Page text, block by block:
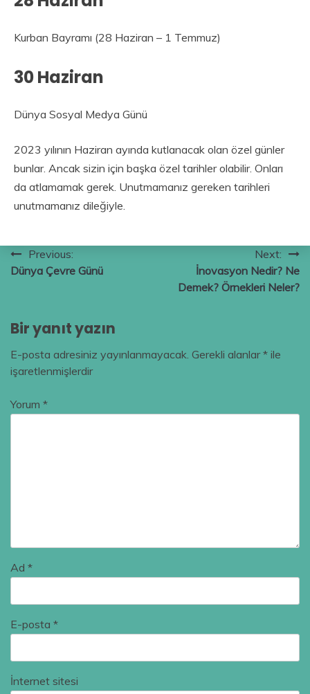
Kurban Bayramı (28 Haziran – 1 Temmuz)
30 Haziran
Dünya Sosyal Medya Günü
2023 yılının Haziran ayında kutlanacak olan özel günler
bunlar. Ancak sizin için başka özel tarihler olabilir. Onları
da atlamamak gerek. Unutmamanız gereken tarihleri
unutmamanız dileğiyle.
Yazı
gezinmesi
Previous:
Dünya Çevre Günü
Next:
İnovasyon Nedir? Ne
Demek? Örnekleri Neler?
Bir yanıt yazın
E-posta adresiniz yayınlanmayacak. Gerekli alanlar* ile
işaretlenmişlerdir
Yorum *
Ad *
E-posta *
İnternet sitesi